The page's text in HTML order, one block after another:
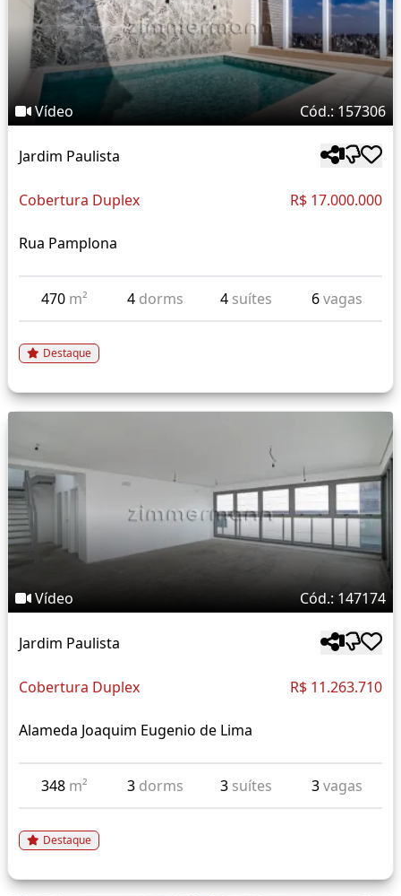
Vídeo Cód.: 157306
Jardim Paulista
Cobertura Duplex R$ 17.000.000
Rua Pamplona
470 m² 4 dorms 4 suítes 6vagas
Destaque
Vídeo Cód.: 147174
Jardim Paulista
Cobertura Duplex R$ 11.263.710
Alameda Joaquim Eugenio de Lima
348 m² 3 dorms 3 suítes 3vagas
Destaque